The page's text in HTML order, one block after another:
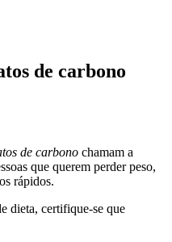
de carbono
de carbono chamam a
que querem perder peso,
rápidos.
dieta, certifique-se que